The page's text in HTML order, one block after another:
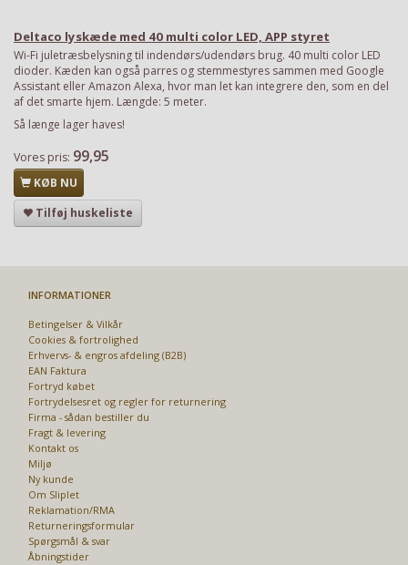
Deltaco lyskæde med 40 multi color LED, APP styret
Wi-Fi juletræsbelysning til indendørs/udendørs brug. 40 multi color LED
dioder. Kæden kan også parres og stemmestyres sammen med Google
Assistant eller Amazon Alexa, hvor man let kan integrere den, som en del
af det smarte hjem. Længde: 5 meter.
Så længe lager haves!
Vores pris: 99,95
KØB NU
Tilføj huskeliste
INFORMATIONER
Betingelser & Vilkår
Cookies & fortrolighed
Erhvervs- & engros afdeling (B2B)
EAN Faktura
Fortryd købet
Fortrydelsesret og regler for returnering
Firma - sådan bestiller du
Fragt & levering
Kontakt os
Miljø
Ny kunde
Om Sliplet
Reklamation/RMA
Returneringsformular
Spørgsmål & svar
Åbningstider